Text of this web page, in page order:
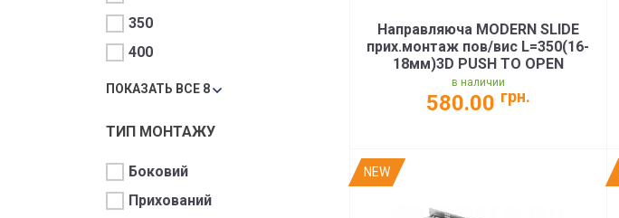
350
400
ПОКАЗАТЬ ВСЕ 8
ТИП МОНТАЖУ
Боковий
Прихований
Направляюча MODERN SLIDE
прих.монтаж пов/вис L=350(16-
18мм)3D PUSH TO OPEN
35кг(PB-3D0FPO18-350-PRO)
в наличии
580.00 грн.
NEW